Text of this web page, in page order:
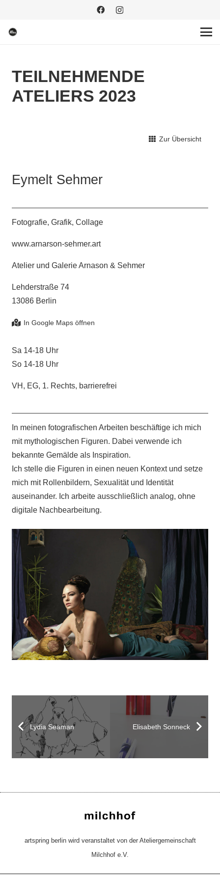
TEILNEHMENDE
ATELIERS 2023
Zur Übersicht
Eymelt Sehmer
Fotografie, Grafik, Collage
www.arnarson-sehmer.art
Atelier und Galerie Arnason & Sehmer
Lehderstraße 74
13086 Berlin
Sa 14-18 Uhr
So 14-18 Uhr
VH, EG, 1. Rechts, barrierefrei
In meinen fotografischen Arbeiten beschäftige ich mich
mit mythologischen Figuren. Dabei verwende ich
bekannte Gemälde als Inspiration.
Ich stelle die Figuren in einen neuen Kontext und setze
mich mit Rollenbildern, Sexualität und Identität
auseinander. Ich arbeite ausschließlich analog, ohne
digitale Nachbearbeitung.
Lydia Seaman Elisabeth Sonneck
artspring berlin wird veranstaltet von der Ateliergemeinschaft
Milchhof e.V.